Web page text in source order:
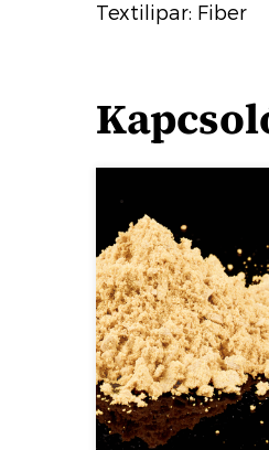
Textilipar: Fiber